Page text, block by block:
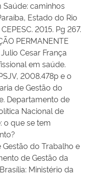
Saúde: caminhos
Estado do Rio
2015. Pg 267.
PERMANENTE
Cesar França
em saúde.
2008.478p e o
de Gestão do
Departamento de
Nacional de
o que se tem
do Trabalho e
de Gestão da
Ministério da